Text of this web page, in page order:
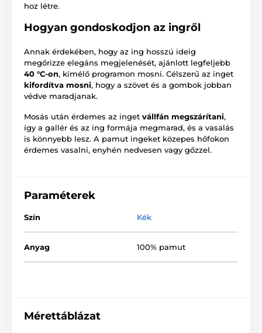
hoz létre.
Hogyan gondoskodjon az ingről
Annak érdekében, hogy az ing hosszú ideig
megőrizze elegáns megjelenését, ajánlott legfeljebb
40 °C-on, kímélő programon mosni. Célszerű az inget
kifordítva mosni, hogy a szövet és a gombok jobban
védve maradjanak.
Mosás után érdemes az inget vállfán megszárítani,
így a gallér és az ing formája megmarad, és a vasalás
is könnyebb lesz. A pamut ingeket közepes hőfokon
érdemes vasalni, enyhén nedvesen vagy gőzzel.
Paraméterek
Szín Kék
Anyag 100% pamut
Mérettáblázat